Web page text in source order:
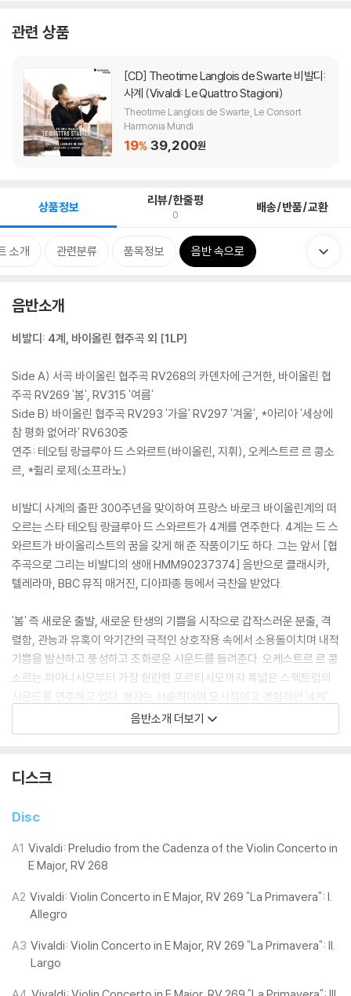
관련 상품
[CD]
사계 (Vivaldi: Le Quattro Stagioni)
Theotime Langlois de Swarte, Le Consort
Harmonia Mundi
19% 39,200원
상품정보 리뷰/한줄평
0 배송/반품/교환
소개 관련분류 품목정보 음반 속으로
음반소개
비발디: 4계, 바이올린 협주곡 외 [1LP]
Side A) 서곡 바이올린 협주곡 RV268의 카덴차에 근거한, 바이올린 협
주곡 RV269 '봄', RV315 '여름'
Side B) 바이올린 협주곡 RV293 '가을' RV297 '겨울', *아리아 '세상에
참 평화 없어라' RV630중
연주: 테오팀 랑글루아 드 스와르트(바이올린, 지휘), 오케스트르 르 콩소
르, *쥘리 로제(소프라노)
비발디 사계의 출판 300주년을 맞이하여 프랑스 바로크 바이올린계의 떠
오르는 스타 테오팀 랑글루아 드 스와르트가 4계를 연주한다. 4계는 드 스
와르트가 바이올리스트의 꿈을 갖게 해 준 작품이기도 하다. 그는 앞서 [협
주곡으로 그리는 비발디의 생애 HMM90237374] 음반으로 클래시카,
텔레라마, BBC 뮤직 매거진, 디아파종 등에서 극찬을 받았다.
'봄' 즉 새로운 출발, 새로운 탄생의 기쁨을 시작으로 갑작스러운 분출, 격
렬함, 관능과 유혹이 악기간의 극적인 상호작용 속에서 소용돌이치며 내적
기쁨을 발산하고 풍성하고 조화로운 사운드를 들려준다. 오케스트르 르 콩
소르는 피아니시모부터 가장 현란한 포르티시모까지 폭넓은 스펙트럼의
사운드를 연주하고 있다. 청자는 서술적이며 묘사적이고 경험적인 '4계'
속에 담긴 봄의 산들바람, 나뭇잎이 살랑거리는 소리, 천천히 녹아 내리는
눈 등 그 당시에도 현재에도 존재하는 자연의 모습을 3세기를 뛰어넘어 작
냥, 새소리, 목가적 풍경, 폭풍 등)에 맞게 쓴 소네트는 음악을 풍성하게 해
헌신과 기도, 신(혹은 죽음)과의 대화)과 연관된 곡을 삽입하여 작품의 이
일종의 '재출발'을 의미하는 곡으로 계절의 순환을 확장한 본 음반은, 영원
한 순환의 개념을 강화하는 '세상에 참 평화 없어라' RV630와 연계하여
여정을 마무리한다.
LP 구매시 참고 사항 안내드립니다.
음반소개 더보기
디스크
Disc
A1 Vivaldi: Preludio from the Cadenza of the Violin Concerto in
E Major, RV 268
A2 Vivaldi: Violin Concerto in E Major, RV 269 "La Primavera": I.
Allegro
A3 Vivaldi: Violin Concerto in E Major, RV 269 "La Primavera": II.
Largo